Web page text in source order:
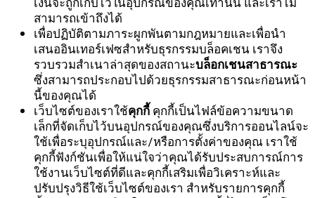
สามารถเข้าถึงได้
เพื่อปฏิบัติตามภาระผูกพันตามกฎหมายและเพื่อนำ
เสนออินเทอร์เฟซสำหรับธุรกรรมบล็อคเชน เราจึง
รวบรวมสำเนาล่าสุดของสถานะบล็อกเชนสาธารณะ
ซึ่งสามารถประกอบไปด้วยธุรกรรมสาธารณะก่อนหน้า
นี้ของคุณได้
เว็บไซต์ของเราใช้คุกกี้ คุกกี้เป็นไฟล์ข้อความขนาด
เล็กที่จัดเก็บไว้บนอุปกรณ์ของคุณซึ่งบริการออนไลน์จะ
ใช้เพื่อระบุอุปกรณ์และ/หรือการตั้งค่าของคุณ เราใช้
คุกกี้ฟังก์ชันเพื่อให้แน่ใจว่าคุณได้รับประสบการณ์การ
ใช้งานเว็บไซต์ที่ดีและคุกกี้เสริมเพื่อวิเคราะห์และ
ปรับปรุงวิธีใช้เว็บไซต์ของเรา สำหรับรายการคุกกี้